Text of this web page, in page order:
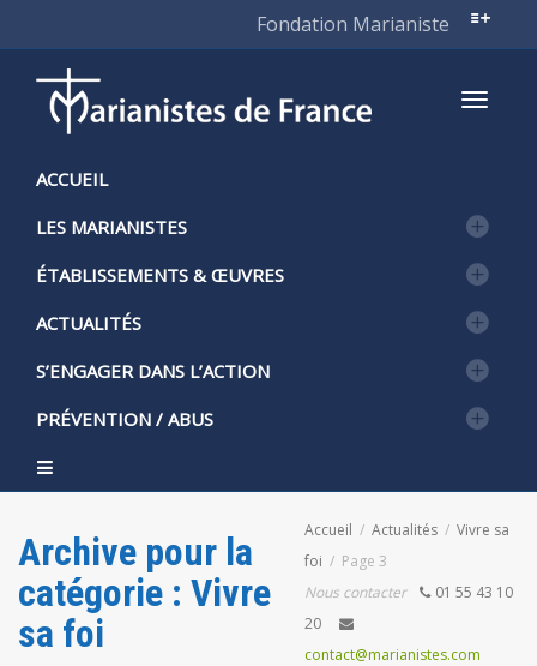
Fondation Marianiste
ACCUEIL
LES MARIANISTES
ÉTABLISSEMENTS & ŒUVRES
ACTUALITÉS
S’ENGAGER DANS L’ACTION
PRÉVENTION / ABUS
Archive pour la
catégorie : Vivre
sa foi
Accueil Actualités
Vivre sa
foi
Page 3
Nous contacter
01 55 43 10
20
contact@marianistes.com